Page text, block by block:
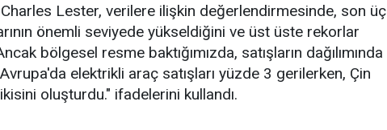
Lester, verilere ilişkin değerlendirmesinde, son üç
önemli seviyede yükseldiğini ve üst üste rekorlar
bölgesel resme baktığımızda, satışların dağılımında
elektrikli araç satışları yüzde 3 gerilerken, Çin
oluşturdu." ifadelerini kullandı.